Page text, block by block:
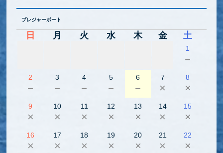
プレジャーボート
日 月 火 水 木 金 土
1
－
2
－
3
－
4
－
5
－
6
－
7
×
8
×
9
×
10
×
11
×
12
×
13
×
14
×
15
×
16
×
17
×
18
×
19
×
20
×
21
×
22
×